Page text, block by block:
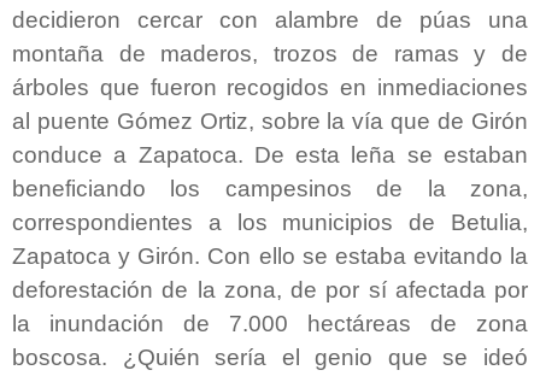
decidieron cercar con alambre de púas una
montaña de maderos, trozos de ramas y de
árboles que fueron recogidos en inmediaciones
al puente Gómez Ortiz, sobre la vía que de Girón
conduce a Zapatoca. De esta leña se estaban
beneficiando los campesinos de la zona,
correspondientes a los municipios de Betulia,
Zapatoca y Girón. Con ello se estaba evitando la
deforestación de la zona, de por sí afectada por
la inundación de 7.000 hectáreas de zona
boscosa. ¿Quién sería el genio que se ideó